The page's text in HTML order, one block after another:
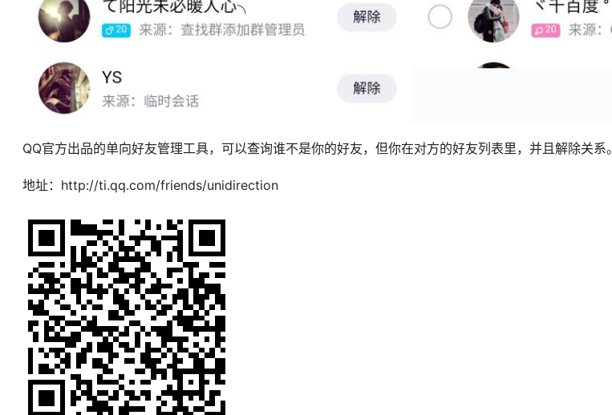
QQ官方出品的单向好友管理工具，可以查询谁不是你的好友，但你在对方的好友列表里，并且解除关系。
地址：http://ti.qq.com/friends/unidirection